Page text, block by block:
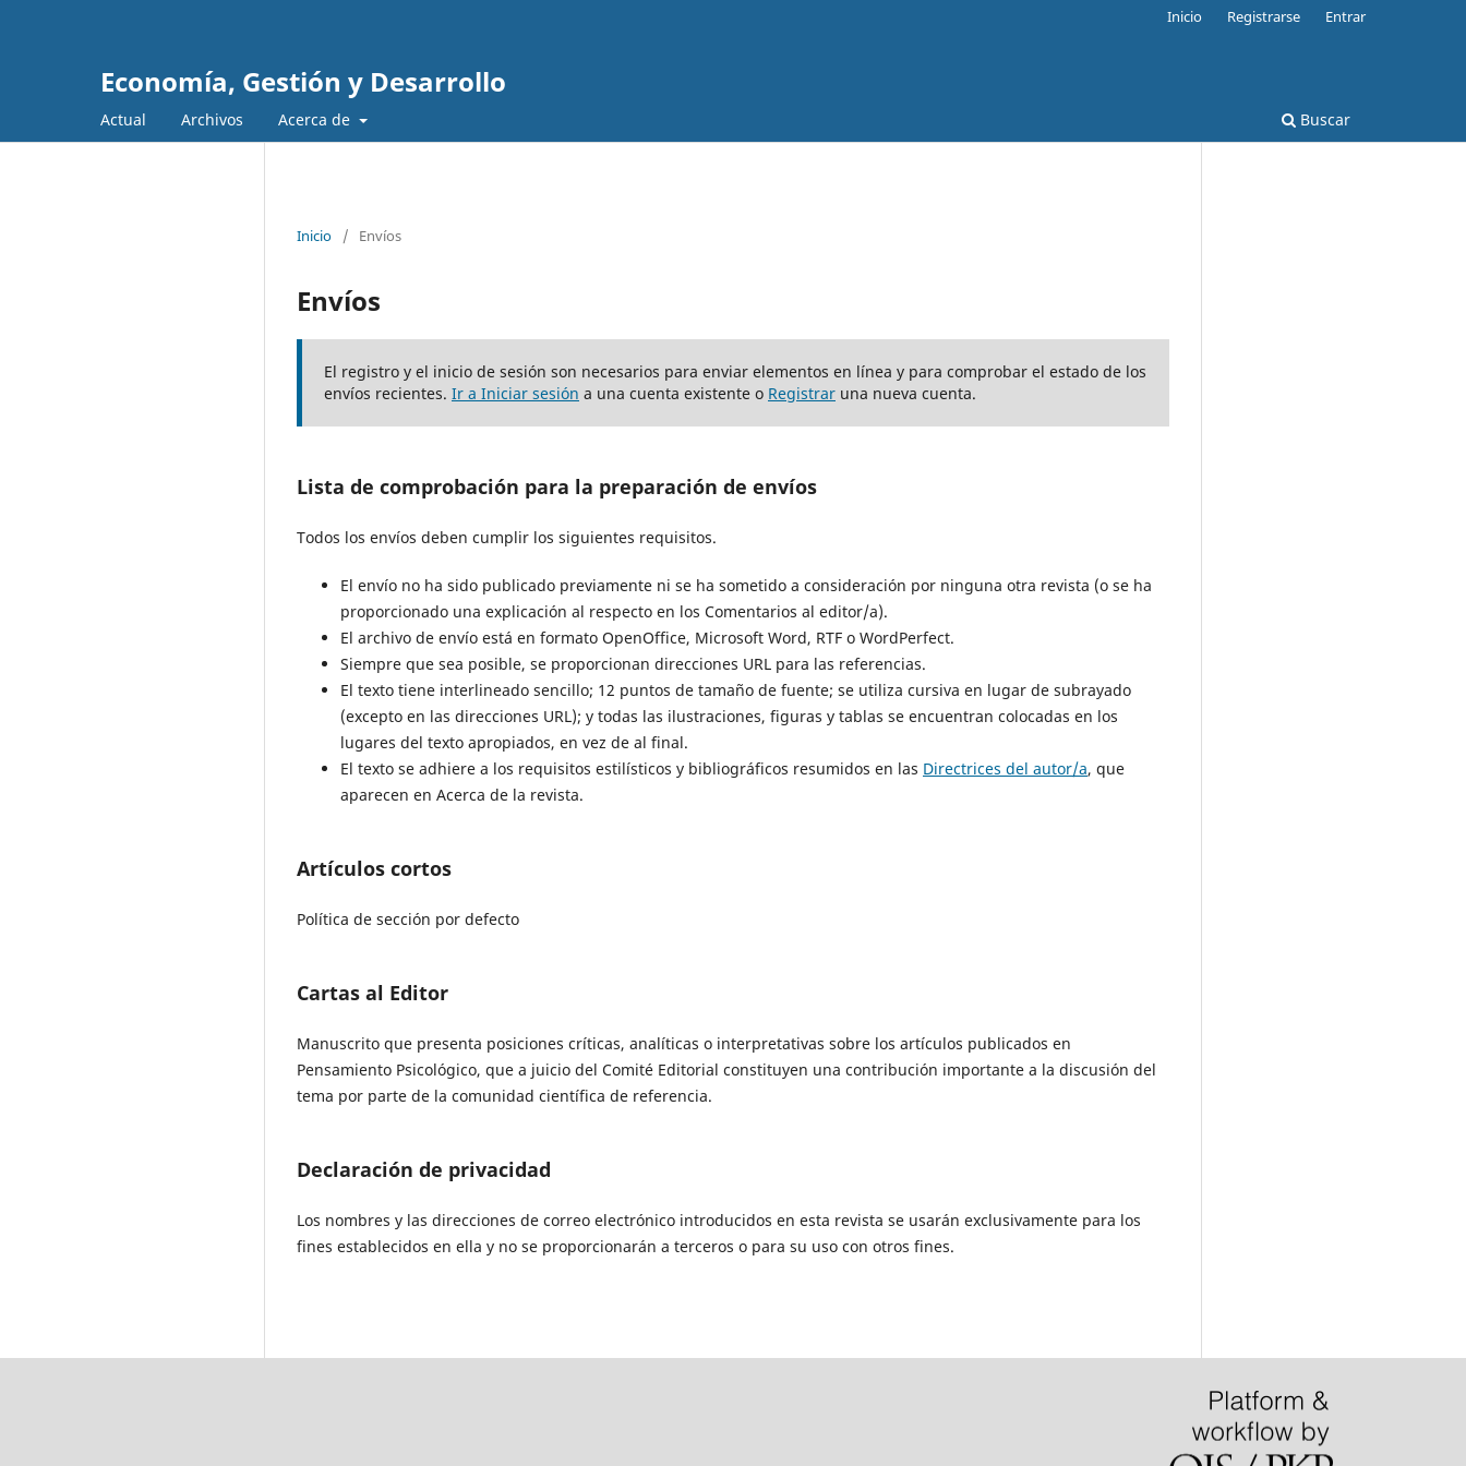
Economía, Gestión y Desarrollo
Actual Archivos Acerca de Buscar
Inicio Registrarse Entrar
Inicio / Envíos
Envíos
El registro y el inicio de sesión son necesarios para enviar elementos en línea y para comprobar el estado de los
envíos recientes. Ir a Iniciar sesión a una cuenta existente o Registrar una nueva cuenta.
Lista de comprobación para la preparación de envíos
Todos los envíos deben cumplir los siguientes requisitos.
El envío no ha sido publicado previamente ni se ha sometido a consideración por ninguna otra revista (o se ha
proporcionado una explicación al respecto en los Comentarios al editor/a).
El archivo de envío está en formato OpenOffice, Microsoft Word, RTF o WordPerfect.
Siempre que sea posible, se proporcionan direcciones URL para las referencias.
El texto tiene interlineado sencillo; 12 puntos de tamaño de fuente; se utiliza cursiva en lugar de subrayado
(excepto en las direcciones URL); y todas las ilustraciones, figuras y tablas se encuentran colocadas en los
lugares del texto apropiados, en vez de al final.
El texto se adhiere a los requisitos estilísticos y bibliográficos resumidos en las Directrices del autor/a, que
aparecen en Acerca de la revista.
Artículos cortos
Política de sección por defecto
Cartas al Editor
Manuscrito que presenta posiciones críticas, analíticas o interpretativas sobre los artículos publicados en
Pensamiento Psicológico, que a juicio del Comité Editorial constituyen una contribución importante a la discusión del
tema por parte de la comunidad científica de referencia.
Declaración de privacidad
Los nombres y las direcciones de correo electrónico introducidos en esta revista se usarán exclusivamente para los
fines establecidos en ella y no se proporcionarán a terceros o para su uso con otros fines.